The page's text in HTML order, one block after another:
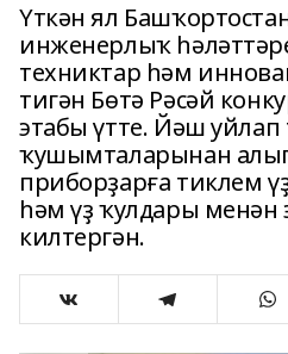
Үткән ял
инженерлыҡ
техниктар һәм
тигән Бөтә Рәсәй
этабы үтте. Йәш
ҡушымталарынан
приборҙарға тиклем
һәм үҙ ҡулдары менән
килтергән.